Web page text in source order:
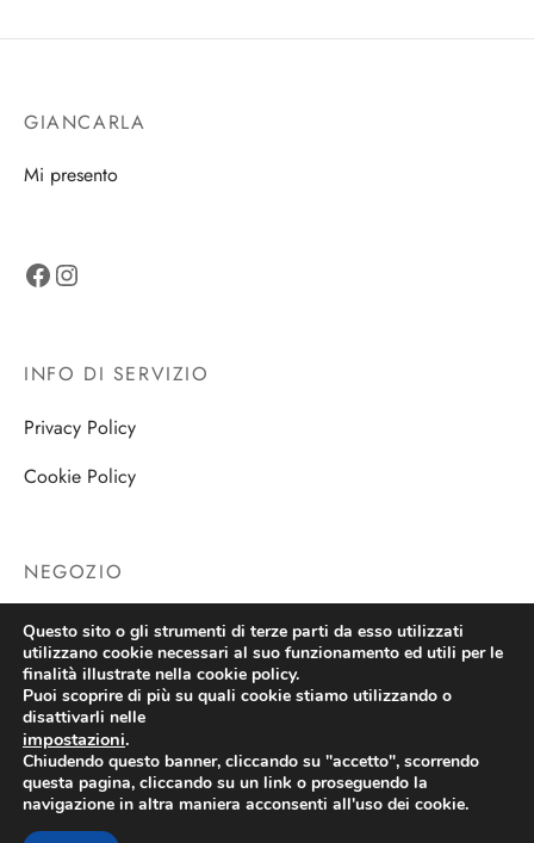
GIANCARLA
Mi presento
Facebook
INFO DI SERVIZIO
Privacy Policy
Cookie Policy
NEGOZIO
Negozio
Questo sito o gli strumenti di terze parti da esso utilizzati
utilizzano cookie necessari al suo funzionamento ed utili per le
finalità illustrate nella cookie policy.
Puoi scoprire di più su quali cookie stiamo utilizzando o
disattivarli nelle
impostazioni.
Chiudendo questo banner, cliccando su "accetto", scorrendo
questa pagina, cliccando su un link o proseguendo la
navigazione in altra maniera acconsenti all'uso dei cookie.